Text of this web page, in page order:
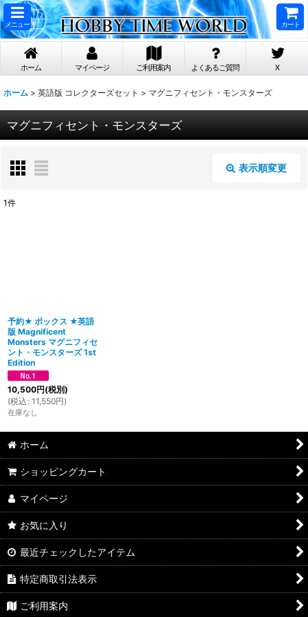
メニュー カート
ホーム マイページ ご利用案内 よくあるご質問 X
ホーム > 英語版 コレクターズセット > マグニフィセント・モンスターズ
マグニフィセント・モンスターズ
表示順変更
1件
予約★ ボックス ★英語
版 Magnificent
Monsters マグニフィセ
ント・モンスターズ 1st
Edition
10,500円(税別)
(税込 : 11,550円)
在庫なし
ホーム
ショッピングカート
マイページ
お気に入り
最近チェックしたアイテム
特定商取引法表示
ご利用案内